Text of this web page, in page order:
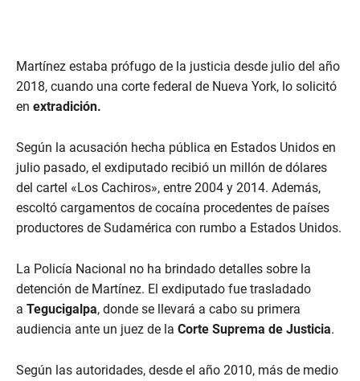
Martínez estaba prófugo de la justicia desde julio del año
2018, cuando una corte federal de Nueva York, lo solicitó
en extradición.
Según la acusación hecha pública en Estados Unidos en
julio pasado, el exdiputado recibió un millón de dólares
del cartel «Los Cachiros», entre 2004 y 2014. Además,
escoltó cargamentos de cocaína procedentes de países
productores de Sudamérica con rumbo a Estados Unidos.
La Policía Nacional no ha brindado detalles sobre la
detención de Martínez. El exdiputado fue trasladado
a Tegucigalpa, donde se llevará a cabo su primera
audiencia ante un juez de la Corte Suprema de Justicia.
Según las autoridades, desde el año 2010, más de medio